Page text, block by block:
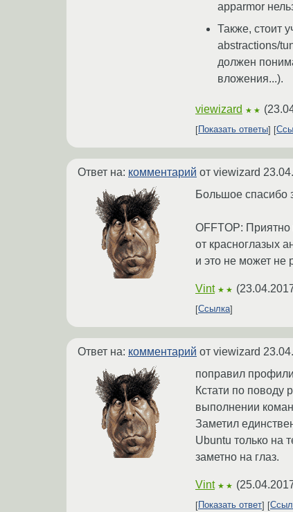
apparmor
Также, стоит
abstractions/
должен
вложения...).
viewizard ★★ (
Показать ответы
Ответ на: комментарий от viewizard
Большое спасибо
OFFTOP: Приятно
от красноглазых
и это не может не
Vint ★★ (
Ссылка
Ответ на: комментарий от viewizard
поправил
Кстати по поводу
выполнении
Заметил
Ubuntu только на
заметно на глаз.
Vint ★★ (
Показать ответ